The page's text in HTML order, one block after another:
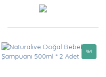
%4